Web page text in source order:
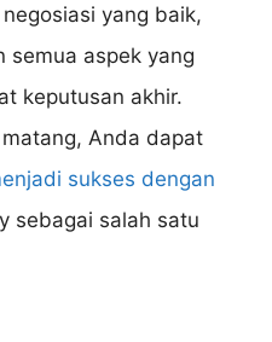
yang baik,
semua aspek yang
keputusan akhir.
Anda dapat
sukses dengan
sebagai salah satu